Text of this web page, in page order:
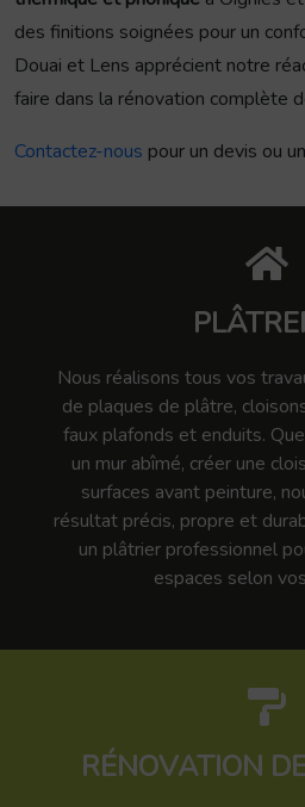
des finitions soignées pour un
Douai et Lens apprécient notre
faire dans la rénovation complète
Contactez-nous pour un devis ou
Nous réalisons tous vos
de plaques de plâtre,
faux plafonds et enduits.
un mur abîmé, créer une
surfaces avant peinture,
résultat précis, propre et
un plâtrier professionnel
espaces selon
RÉNOVATION